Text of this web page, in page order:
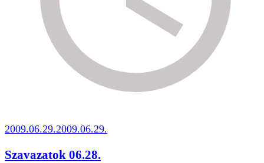
2009.06.29.2009.06.29.
Szavazatok 06.28.